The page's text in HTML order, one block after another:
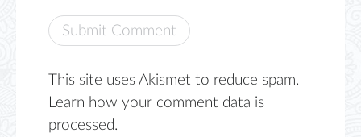
This site uses Akismet to reduce spam.
Learn how your comment data is
processed.